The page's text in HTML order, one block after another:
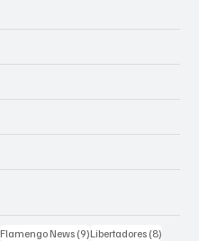
10 posts
Flamengo News (9)9 posts
Libertadores (8)